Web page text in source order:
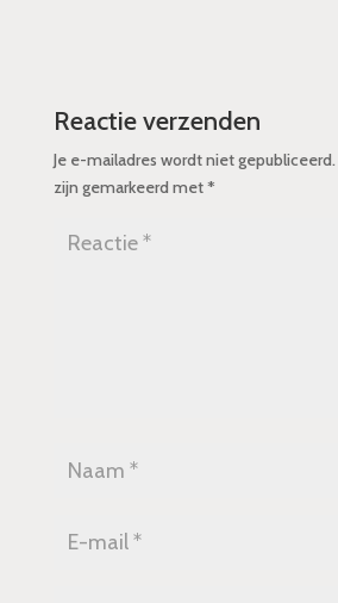
Reactie verzenden
Je e-mailadres wordt niet gepubliceerd.
zijn gemarkeerd met*